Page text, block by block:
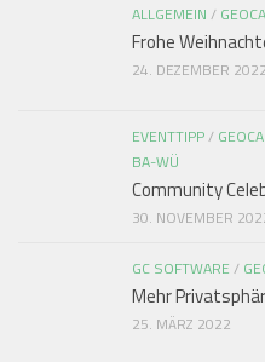
ALLGEMEIN /
Frohe
24. DEZEMBER 2022
EVENTTIPP/
BA-WÜ
Community
30. NOVEMBER
GC SOFTWARE /
Mehr
25. MÄRZ 2022